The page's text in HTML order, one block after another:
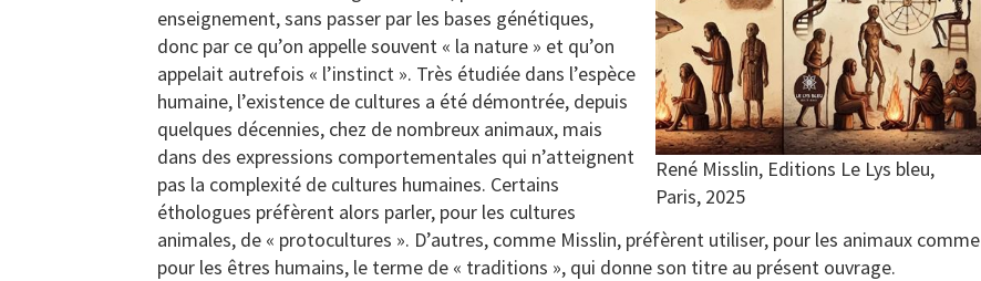
René Misslin, Editions Le Lys bleu,
Paris, 2025
enseignement, sans passer par les bases génétiques,
donc par ce qu’on appelle souvent « la nature » et qu’on
appelait autrefois « l’instinct ». Très étudiée dans l’espèce
humaine, l’existence de cultures a été démontrée, depuis
quelques décennies, chez de nombreux animaux, mais
dans des expressions comportementales qui n’atteignent
pas la complexité de cultures humaines. Certains
éthologues préfèrent alors parler, pour les cultures
animales, de « protocultures ». D’autres, comme Misslin, préfèrent utiliser, pour les animaux comme
pour les êtres humains, le terme de « traditions », qui donne son titre au présent ouvrage.